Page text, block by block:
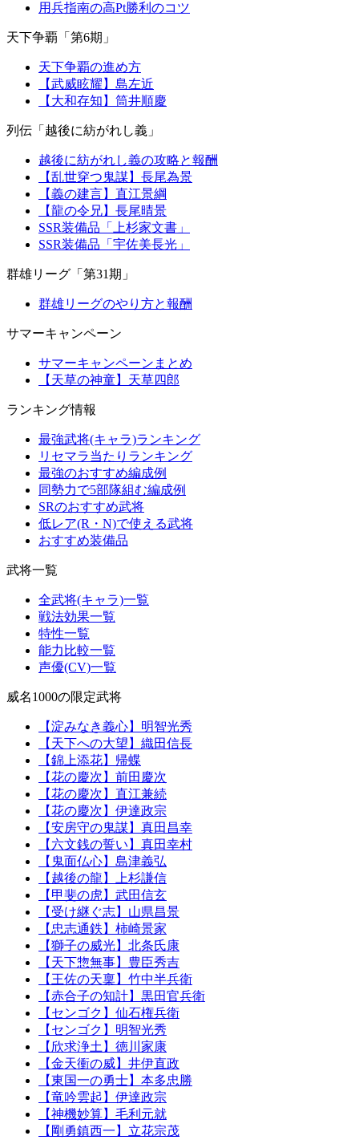
用兵指南の高Pt勝利のコツ
天下争覇「第6期」
天下争覇の進め方
【武威眩耀】島左近
【大和存知】筒井順慶
列伝「越後に紡がれし義」
越後に紡がれし義の攻略と報酬
【乱世穿つ鬼謀】長尾為景
【義の建言】直江景綱
【龍の令兄】長尾晴景
SSR装備品「上杉家文書」
SSR装備品「宇佐美長光」
群雄リーグ「第31期」
群雄リーグのやり方と報酬
サマーキャンペーン
サマーキャンペーンまとめ
【天草の神童】天草四郎
ランキング情報
最強武将(キャラ)ランキング
リセマラ当たりランキング
最強のおすすめ編成例
同勢力で5部隊組む編成例
SRのおすすめ武将
低レア(R・N)で使える武将
おすすめ装備品
武将一覧
全武将(キャラ)一覧
戦法効果一覧
特性一覧
能力比較一覧
声優(CV)一覧
威名1000の限定武将
【淀みなき義心】明智光秀
【天下への大望】織田信長
【錦上添花】帰蝶
【花の慶次】前田慶次
【花の慶次】直江兼続
【花の慶次】伊達政宗
【安房守の鬼謀】真田昌幸
【六文銭の誓い】真田幸村
【鬼面仏心】島津義弘
【越後の龍】上杉謙信
【甲斐の虎】武田信玄
【受け継ぐ志】山県昌景
【忠志通鉄】柿崎景家
【獅子の威光】北条氏康
【天下惣無事】豊臣秀吉
【王佐の天稟】竹中半兵衛
【赤合子の知計】黒田官兵衛
【センゴク】仙石権兵衛
【センゴク】明智光秀
【欣求浄土】徳川家康
【金天衝の威】井伊直政
【東国一の勇士】本多忠勝
【竜吟雲起】伊達政宗
【神機妙算】毛利元就
【剛勇鎮西一】立花宗茂